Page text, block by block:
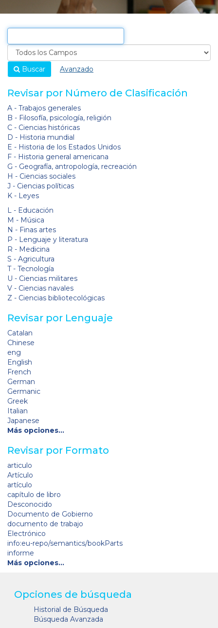
Buscar Avanzado
Revisar por Número de Clasificación
A - Trabajos generales
B - Filosofía, psicología, religión
C - Ciencias históricas
D - Historia mundial
E - Historia de los Estados Unidos
F - Historia general americana
G - Geografía, antropología, recreación
H - Ciencias sociales
J - Ciencias políticas
K - Leyes
L - Educación
M - Música
N - Finas artes
P - Lenguaje y literatura
R - Medicina
S - Agricultura
T - Tecnología
U - Ciencias militares
V - Ciencias navales
Z - Ciencias bibliotecológicas
Revisar por Lenguaje
Catalan
Chinese
eng
English
French
German
Germanic
Greek
Italian
Japanese
Más opciones…
Revisar por Formato
articulo
Artículo
artículo
capítulo de libro
Desconocido
Documento de Gobierno
documento de trabajo
Electrónico
info:eu-repo/semantics/bookParts
informe
Más opciones…
Opciones de búsqueda
Historial de Búsqueda
Búsqueda Avanzada